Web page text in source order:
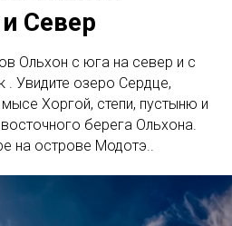
Север
Ольхон с юга на север и с
. Увидите озеро Сердце,
Хоргой, степи, пустыню и
берега Ольхона.
на острове Модотэ..